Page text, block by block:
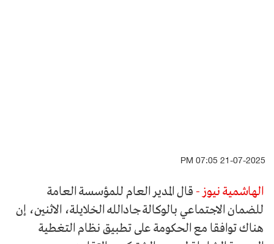
21-07-2025 07:05 PM
الهاشمية نيوز - قال المدير العام للمؤسسة العامة
للضمان الاجتماعي بالوكالة جادالله الخلايلة، الاثنين، إن
هناك توافقا مع الحكومة على تطبيق نظام التغطية